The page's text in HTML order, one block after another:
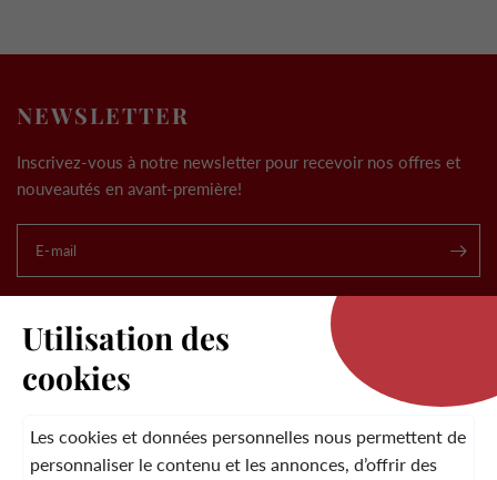
NEWSLETTER
Inscrivez-vous à notre newsletter pour recevoir nos offres et
nouveautés en avant-première!
E-mail
LA MARQUE
Utilisation des
cookies
Les cookies et données personnelles nous permettent de
personnaliser le contenu et les annonces, d’offrir des